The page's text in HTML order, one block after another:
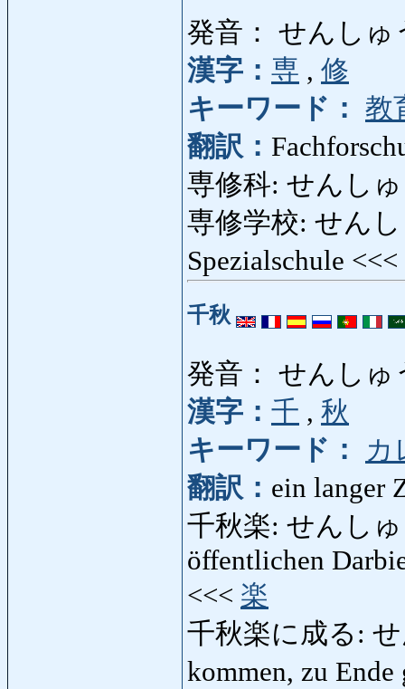
発音： せんしゅ
漢字： 専 , 修
キーワード： 教
翻訳：
専修科: せんしゅ
専修学校: せん
Spezialschule <<<
千秋
発音： せんしゅ
漢字： 千 , 秋
キーワード：
カ
翻訳： ein langer
千秋楽: せんしゅ
öffentlichen
<<< 楽
千秋楽に成る:
kommen, zu